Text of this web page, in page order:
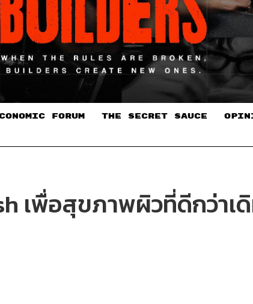
FORUM THE SECRET SAUCE​
เพื่อสุขภาพผิวที่ดีกว่าเ